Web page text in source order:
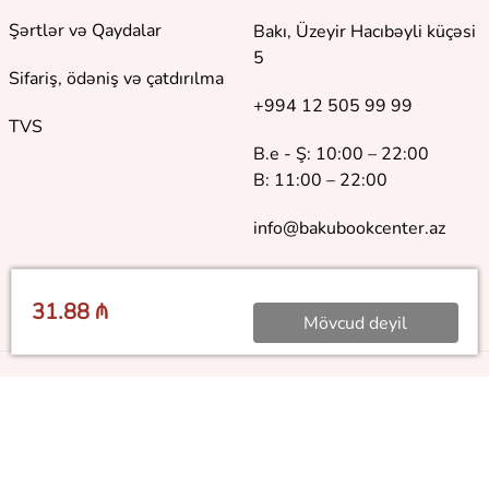
31.88 ₼ Mövcud deyil
Şərtlər və Qaydalar
Sifariş, ödəniş və çatdırılma
TVS
Bakı, Üzeyir Hacıbəyli küçəsi
5
+994 12 505 99 99
B.e - Ş: 10:00 – 22:00
B: 11:00 – 22:00
info@bakubookcenter.az